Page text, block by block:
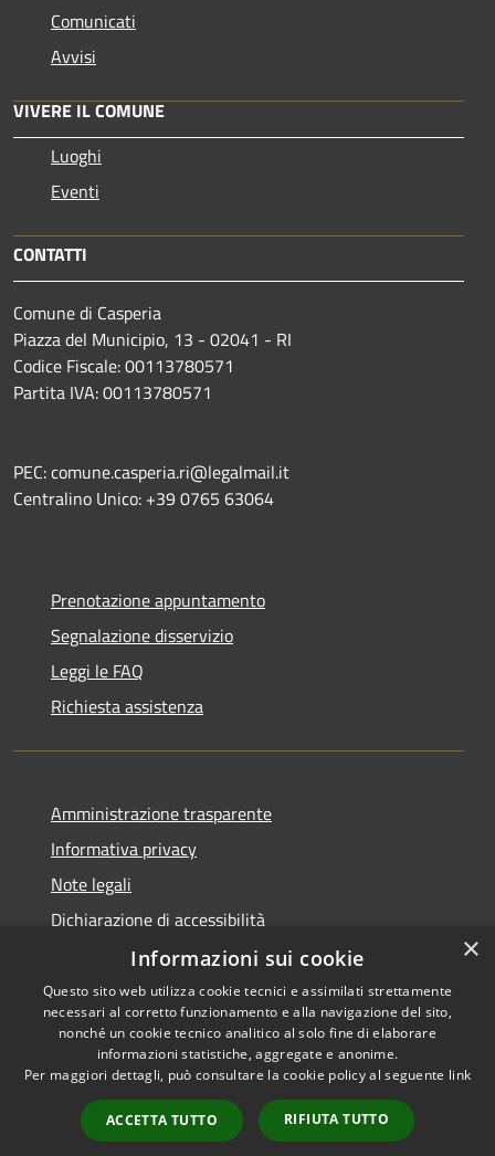
Comunicati
Avvisi
VIVERE IL COMUNE
Luoghi
Eventi
CONTATTI
Comune di Casperia
Piazza del Municipio, 13 - 02041 - RI
Codice Fiscale: 00113780571
Partita IVA: 00113780571
PEC: comune.casperia.ri@legalmail.it
Centralino Unico: +39 0765 63064
Prenotazione appuntamento
Segnalazione disservizio
Leggi le FAQ
Richiesta assistenza
Amministrazione trasparente
Informativa privacy
Note legali
Dichiarazione di accessibilità
Accessibilità
Privacy
Mappa del sito
Copyright © 2026 • Comune di
Casperia • Powered by
Municipium•Accesso
redazione
×
Informazioni sui cookie
Questo sito web utilizza cookie tecnici e assimilati strettamente
necessari al corretto funzionamento e alla navigazione del sito,
nonché un cookie tecnico analitico al solo fine di elaborare
informazioni statistiche, aggregate e anonime.
Per maggiori dettagli, può consultare la cookie policy al seguente link
ACCETTA TUTTO RIFIUTA TUTTO